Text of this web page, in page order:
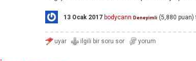
13 Ocak 2017 bodycann Deneyimli (5,880 puan)